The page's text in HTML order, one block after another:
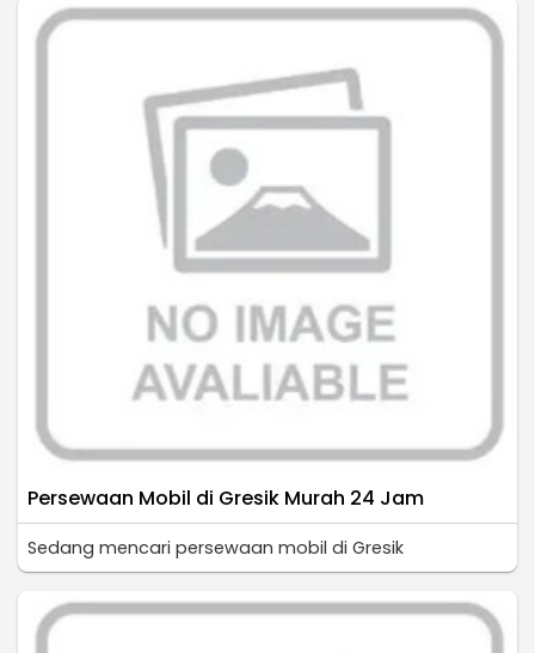
Persewaan Mobil di Gresik Murah 24 Jam
Sedang mencari persewaan mobil di Gresik